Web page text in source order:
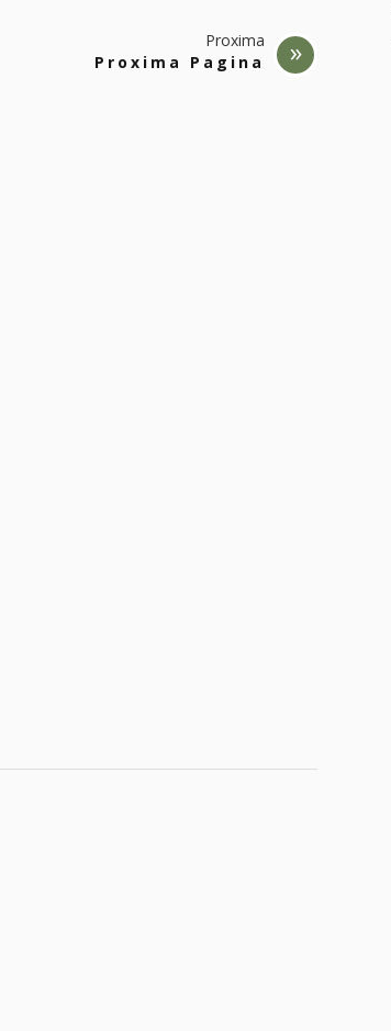
Proxima
Proxima Pagina